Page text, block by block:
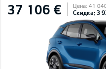
37 106 € Цена: 41
Скидка: 3